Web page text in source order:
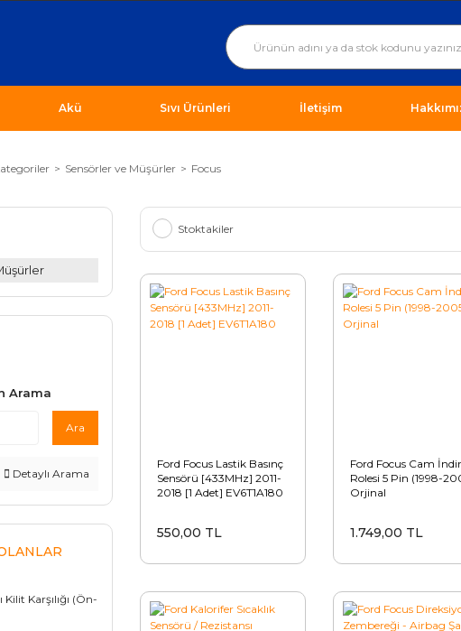
Akü Sıvı Ürünleri İletişim
Sensörler ve Müşürler Focus
Arama
Ara
Detaylı Arama
Kilit Karşılığı (Ön-
Stoktakiler
Ford Focus Lastik Basınç
Sensörü [433MHz] 2011-
2018 [1 Adet] EV6T1A180
550,00 TL
Ford Focus Cam
Rolesi 5 Pin (1998-
Orjinal
1.749,00 TL